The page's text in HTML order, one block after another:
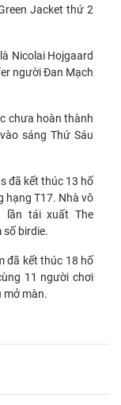
Jacket thứ 2
Nicolai Hojgaard
người Đan Mạch
chưa hoàn thành
sáng Thứ Sáu
đã kết thúc 13 hố
hạng T17. Nhà vô
lần tái xuất The
số birdie.
đã kết thúc 18 hố
11 người chơi
mở màn.